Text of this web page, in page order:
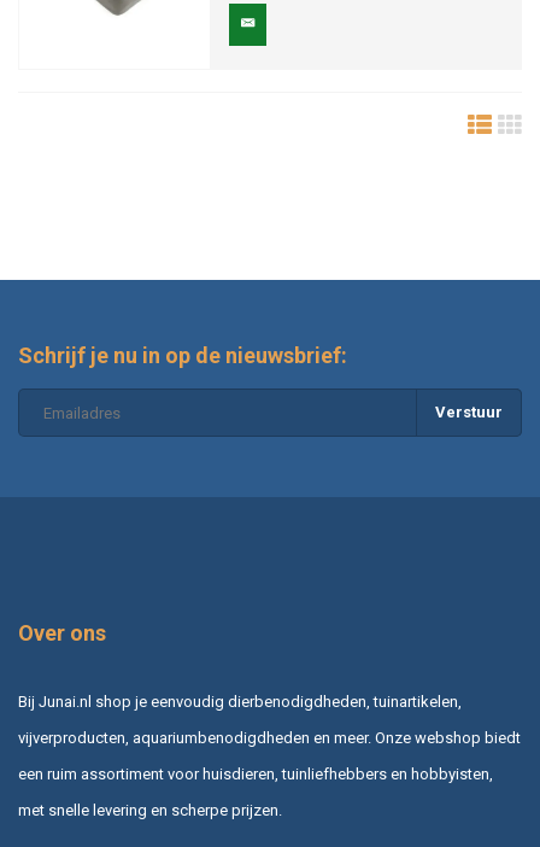
Schrijf je nu in op de nieuwsbrief:
Verstuur
Over ons
Bij Junai.nl shop je eenvoudig dierbenodigdheden, tuinartikelen,
vijverproducten, aquariumbenodigdheden en meer. Onze webshop biedt
een ruim assortiment voor huisdieren, tuinliefhebbers en hobbyisten,
met snelle levering en scherpe prijzen.